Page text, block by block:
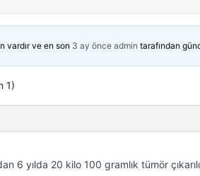
vardır ve en son 3 ay önce admin tarafından
1)
6 yılda 20 kilo 100 gramlık tümör